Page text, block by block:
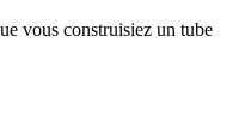
vous construisiez un tube